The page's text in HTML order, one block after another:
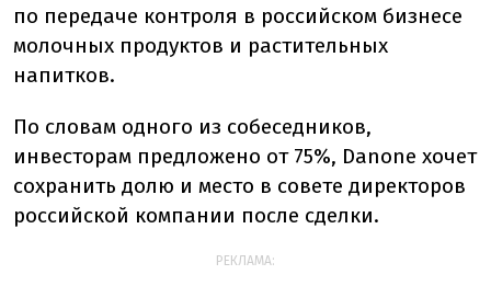
по передаче контроля в российском бизнесе
молочных продуктов и растительных
напитков.
По словам одного из собеседников,
инвесторам предложено от 75%, Danone хочет
сохранить долю и место в совете директоров
российской компании после сделки.
РЕКЛАМА: